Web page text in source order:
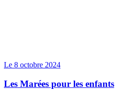
Le 8 octobre 2024
Les Marées pour les enfants